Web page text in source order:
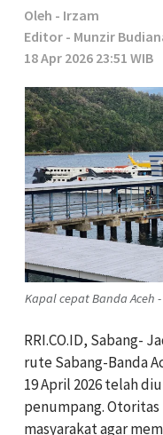
Oleh - Irzam
Editor - Munzir
18 Apr 2026 23:51 WIB
Kapal cepat Banda Aceh
RRI.CO.ID, Sabang-
rute Sabang-Banda
19 April 2026 telah
penumpang.
masyarakat agar